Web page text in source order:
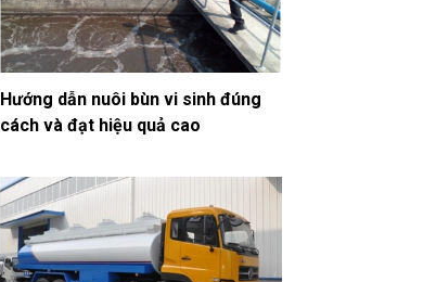
Hướng dẫn nuôi bùn vi sinh đúng
cách và đạt hiệu quả cao